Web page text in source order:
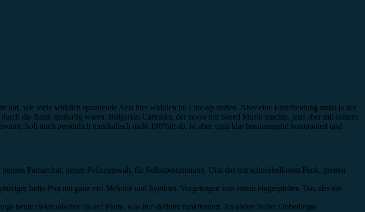
auf, wie viele wirklich spannende Acts hier wirklich im Line-up stehen. Aber eine Entscheidung muss ja her
die Bank großartig waren. Bulgarian Cartrader, der zuvor mit Seeed Musik machte, jetzt aber mit seinem
holt mich persönlich musikalisch nicht 100%ig ab, ist aber ganz klar herausragend komponiert und
Patriarchat, gegen Polizeigewalt, für Selbstbestimmung. Und das mit schnörkellosem Punk, großen
Indie-Pop mit ganz viel Melodie und Synthies. Vorgetragen von einem eingespielten Trio, das die
heute elektronischer als auf Platte, was live definitv funktioniert. An dieser Stelle: Unbedingte